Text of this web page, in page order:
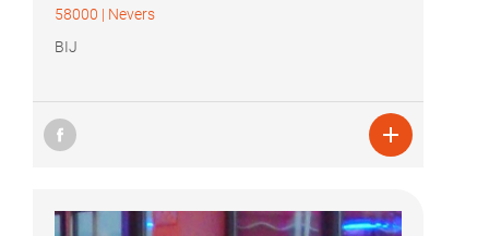
58000 | Nevers
BIJ
